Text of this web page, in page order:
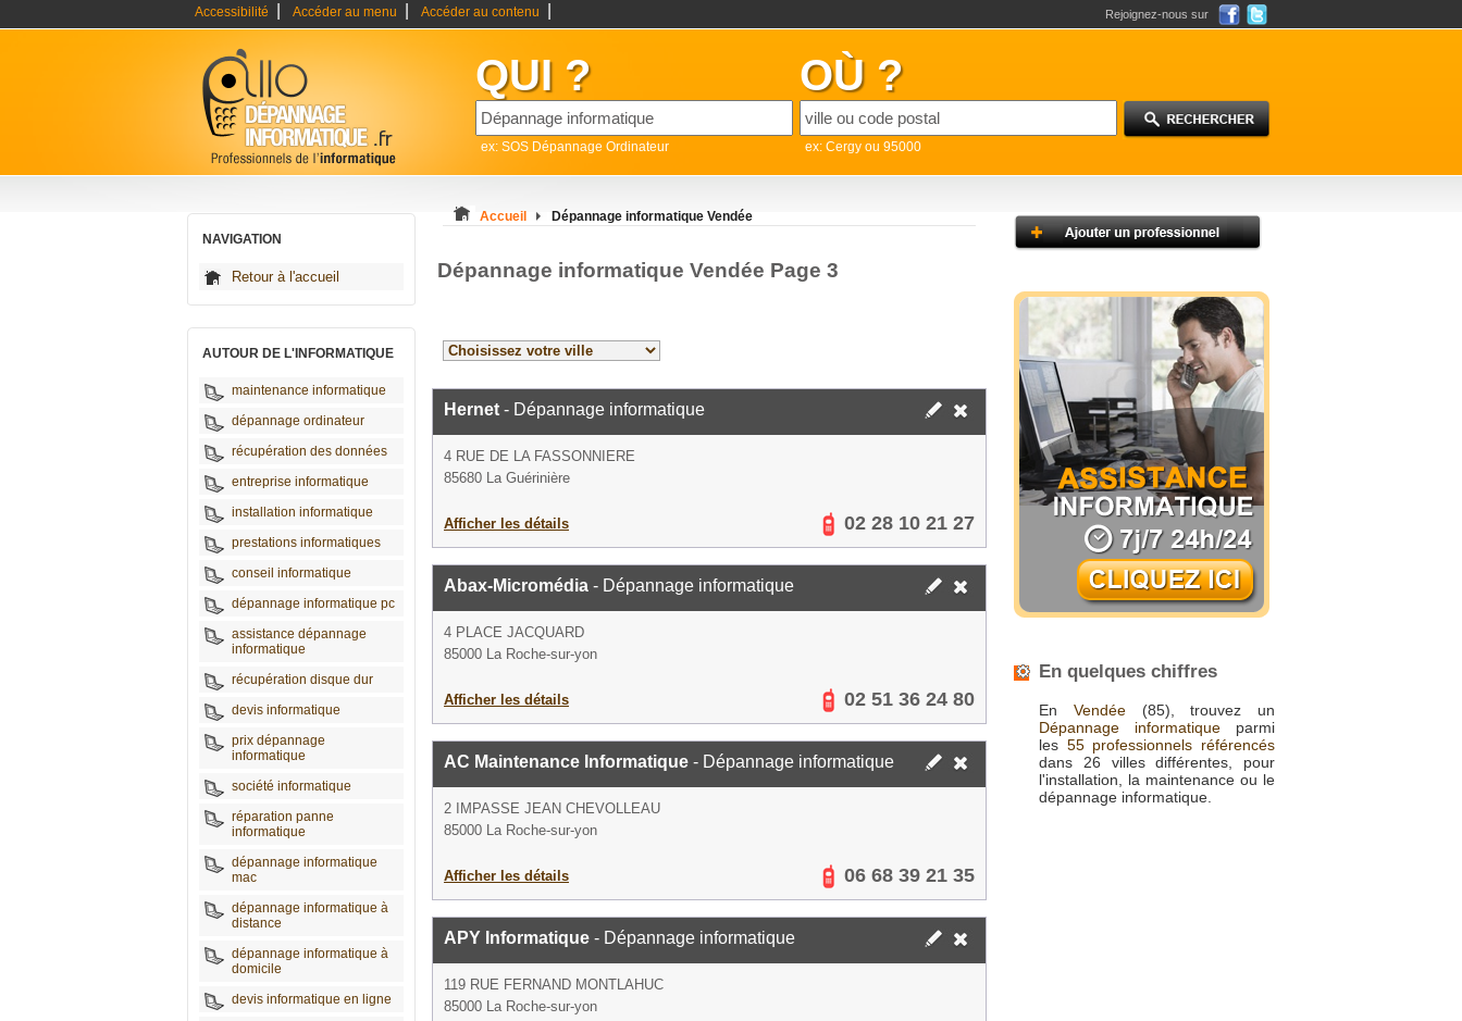
Accessibilité Accéder au menu Accéder au contenu Rejoignez-nous sur
QUI ?
ex: SOS Dépannage Ordinateur
OÙ ?
ex: Cergy ou 95000
NAVIGATION
Retour à l'accueil
AUTOUR DE L'INFORMATIQUE
maintenance informatique
dépannage ordinateur
récupération des données
entreprise informatique
installation informatique
prestations informatiques
conseil informatique
dépannage informatique pc
assistance dépannage
informatique
récupération disque dur
devis informatique
prix dépannage
informatique
société informatique
réparation panne
informatique
dépannage informatique
mac
dépannage informatique à
distance
dépannage informatique à
domicile
devis informatique en ligne
Accueil Dépannage informatique Vendée
Dépannage informatique Vendée Page 3
Hernet - Dépannage informatique
4 RUE DE LA FASSONNIERE
85680 La Guérinière
Afficher les détails 02 28 10 21 27
Abax-Micromédia - Dépannage informatique
4 PLACE JACQUARD
85000 La Roche-sur-yon
Afficher les détails 02 51 36 24 80
AC Maintenance Informatique - Dépannage informatique
2 IMPASSE JEAN CHEVOLLEAU
85000 La Roche-sur-yon
Afficher les détails 06 68 39 21 35
APY Informatique - Dépannage informatique
119 RUE FERNAND MONTLAHUC
85000 La Roche-sur-yon
En quelques chiffres
En Vendée(85), trouvez un
Dépannage informatique parmi
les 55 professionnels référencés
dans 26 villes différentes, pour
l'installation, la maintenance ou le
dépannage informatique.